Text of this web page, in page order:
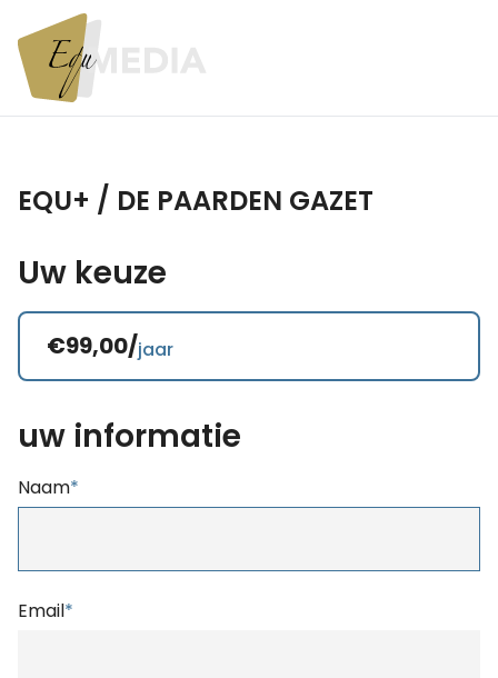
EQU+ / DE PAARDEN GAZET
Uw keuze
€99,00/jaar
uw informatie
Naam*
Email*